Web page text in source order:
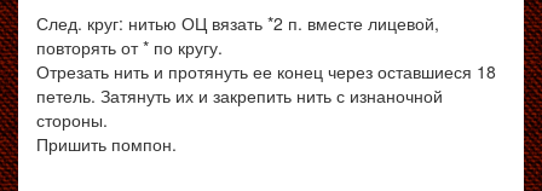
След. круг: нитью ОЦ вязать *2 п. вместе лицевой,
повторять от * по кругу.
Отрезать нить и протянуть ее конец через оставшиеся 18
петель. Затянуть их и закрепить нить с изнаночной
стороны.
Пришить помпон.